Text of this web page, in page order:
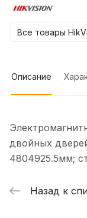
Все товары
Описание
двойных
4804925.5мм;
Назад к